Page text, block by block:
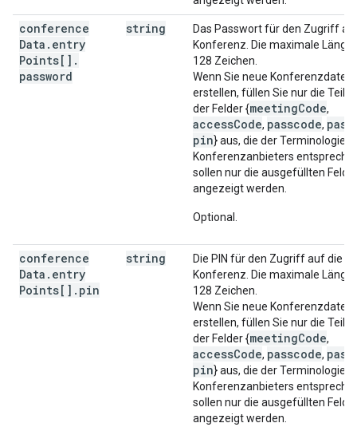
conference
Data . entry
Points[] .
password
string
Das Passwort für den Zugriff
Konferenz. Die maximale
128 Zeichen.
Wenn Sie neue Konferenzdaten
erstellen, füllen Sie nur die
der Felder {meetingCode,
accessCode, passcode,
pin} aus, die der Terminologie
Konferenzanbieters
sollen nur die ausgefüllten
angezeigt werden.
Optional.
conference
Data . entry
Points[] . pin
string
Die PIN für den Zugriff auf die
Konferenz. Die maximale
128 Zeichen.
Wenn Sie neue Konferenzdaten
erstellen, füllen Sie nur die
der Felder {meetingCode,
accessCode, passcode,
pin} aus, die der Terminologie
Konferenzanbieters
sollen nur die ausgefüllten
angezeigt werden.